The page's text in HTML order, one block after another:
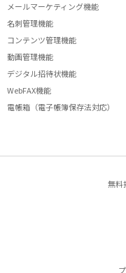
メールマーケティング機能
名刺管理機能
コンテンツ管理機能
動画管理機能
デジタル招待状機能
WebFAX機能
電帳箱（電子帳簿保存法対応）
無料